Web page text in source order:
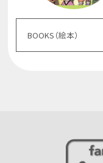
BOOKS（絵本）